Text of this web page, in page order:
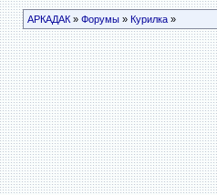
АРКАДАК» Форумы» Курилка»